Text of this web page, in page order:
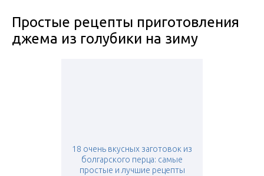
Простые рецепты приготовления
джема из голубики на зиму
18 очень вкусных заготовок из
болгарского перца: самые
простые и лучшие рецепты